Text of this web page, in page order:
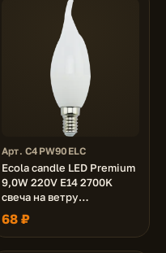
Арт. C4PW90ELC
Ecola candle LED Premium
9,0W 220V E14 2700K
свеча на ветру
(композит) 129x37
68 ₽